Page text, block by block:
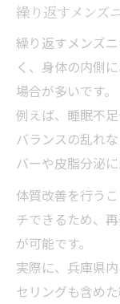
繰り返すメンズ
繰り返すメンズ
く、身体の内側
場合が多いです。
例えば、睡眠不
バランスの乱れ
バーや皮脂分泌に
体質改善を行う
チできるため、
が可能です。
実際に、兵庫県
セリングも含め